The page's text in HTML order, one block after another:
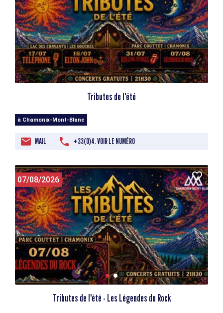
Tributes de l'été
à Chamonix-Mont-Blanc
MAIL +33(0)4. VOIR LE NUMÉRO
07/08/2026
Tributes de l'été - Les Légendes du Rock